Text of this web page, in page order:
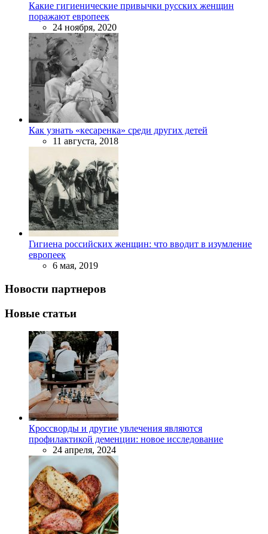
Какие гигиенические привычки русских женщин
поражают европеек
24 ноября, 2020
Как узнать «кесаренка» среди других детей
11 августа, 2018
Гигиена российских женщин: что вводит в изумление
европеек
6 мая, 2019
Новости партнеров
Новые статьи
Кроссворды и другие увлечения являются
профилактикой деменции: новое исследование
24 апреля, 2024